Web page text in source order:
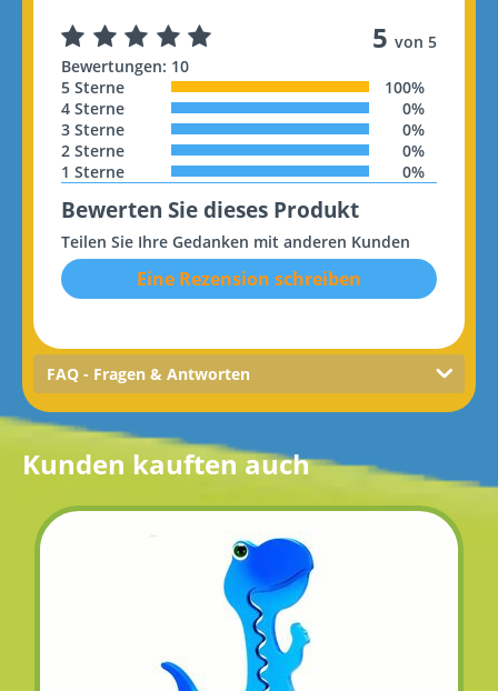
5 von 5
Bewertungen: 10
5 Sterne
100%
4 Sterne
0%
3 Sterne
0%
2 Sterne
0%
1 Sterne
0%
Bewerten Sie dieses Produkt
Teilen Sie Ihre Gedanken mit anderen Kunden
Eine Rezension schreiben
FAQ - Fragen & Antworten
Kunden kauften auch